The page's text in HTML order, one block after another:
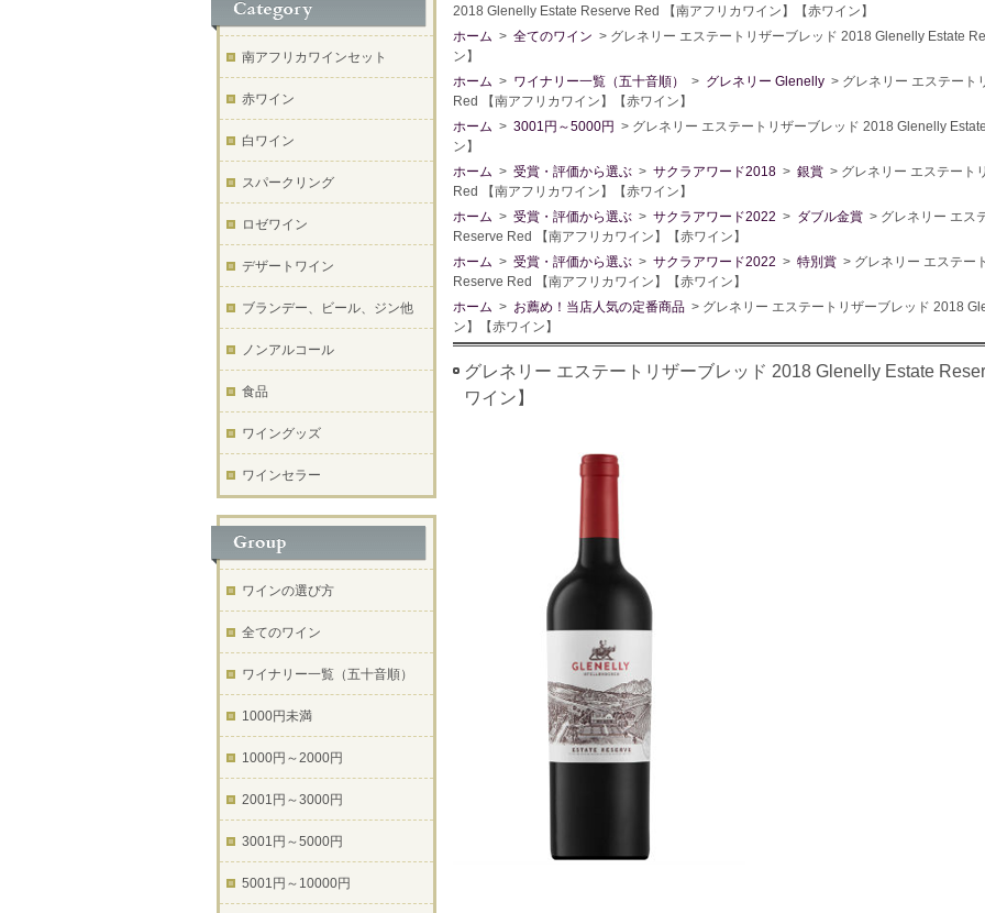
2018 Glenelly Estate Reserve Red 【南アフリカワイン】【赤ワイン】
ホーム > 全てのワイン > グレネリー エステートリザーブレッド 2018 Glenelly Estate
ン】
ホーム > ワイナリー一覧（五十音順） > グレネリー Glenelly > グレネリー エステート
Red 【南アフリカワイン】【赤ワイン】
ホーム > 3001円～5000円 > グレネリー エステートリザーブレッド 2018 Glenelly
ン】
ホーム > 受賞・評価から選ぶ > サクラアワード2018 > 銀賞 > グレネリー エステート
Red 【南アフリカワイン】【赤ワイン】
ホーム > 受賞・評価から選ぶ > サクラアワード2022 > ダブル金賞 > グレネリー エス
Reserve Red 【南アフリカワイン】【赤ワイン】
ホーム > 受賞・評価から選ぶ > サクラアワード2022 > 特別賞 > グレネリー エステー
Reserve Red 【南アフリカワイン】【赤ワイン】
ホーム > お薦め！当店人気の定番商品 > グレネリー エステートリザーブレッド 2018
ン】【赤ワイン】
グレネリー エステートリザーブレッド 2018 Glenelly Estate
ワイン】
南アフリカワインセット
赤ワイン
白ワイン
スパークリング
ロゼワイン
デザートワイン
ブランデー、ビール、ジン他
ノンアルコール
食品
ワイングッズ
ワインセラー
ワインの選び方
全てのワイン
ワイナリー一覧（五十音順）
1000円未満
1000円～2000円
2001円～3000円
3001円～5000円
5001円～10000円